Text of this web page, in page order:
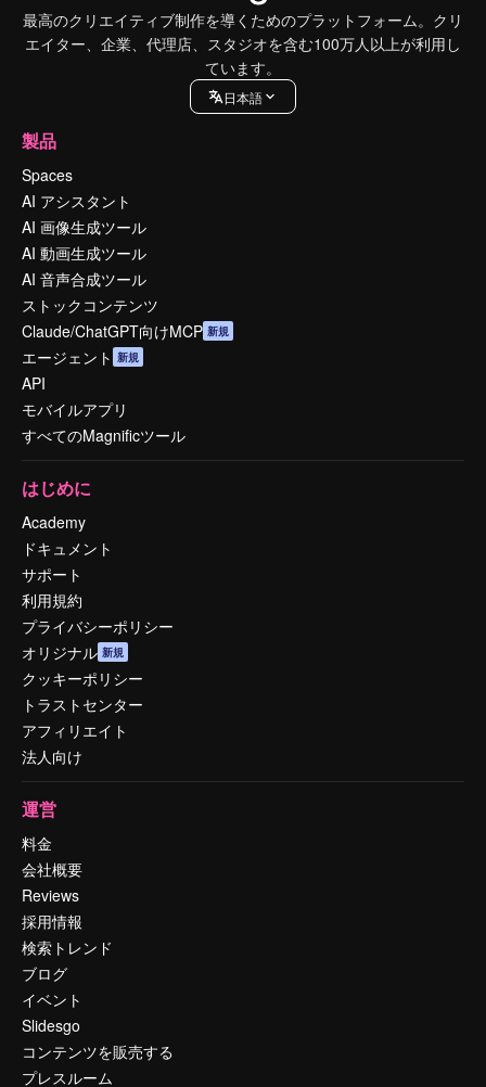
最高のクリエイティブ制作を導くためのプラットフォーム。クリ
エイター、企業、代理店、スタジオを含む100万人以上が利用し
ています。
日本語
製品
Spaces
AI アシスタント
AI 画像生成ツール
AI 動画生成ツール
AI 音声合成ツール
ストックコンテンツ
Claude/ChatGPT向けMCP 新規
エージェント 新規
API
モバイルアプリ
すべてのMagnificツール
はじめに
Academy
ドキュメント
サポート
利用規約
プライバシーポリシー
オリジナル 新規
クッキーポリシー
トラストセンター
アフィリエイト
法人向け
運営
料金
会社概要
Reviews
採用情報
検索トレンド
ブログ
イベント
Slidesgo
コンテンツを販売する
プレスルーム